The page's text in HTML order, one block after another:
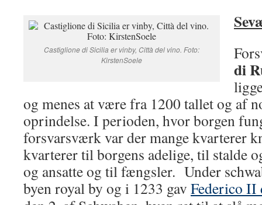
Castiglione di Sicilia er vinby, Città del vino. Foto:
KirstenSoele
di
og menes at være fra 1200 tallet og af
oprindelse. I perioden, hvor borgen
forsvarsværk var der mange kvarterer
kvarterer til borgens adelige, til stalde
og ansatte og til fængsler. Under
byen royal by og i 1233 gav Federico II